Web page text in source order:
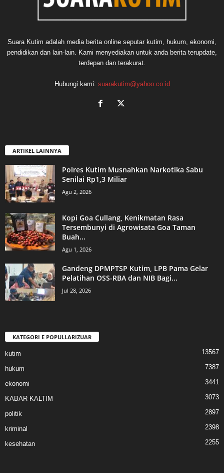
Suara Kutim adalah media berita online seputar kutim, hukum, ekonomi,
pendidikan dan lain-lain. Kami menyediakan untuk anda berita terupdate,
terdepan dan terakurat.
Hubungi kami: suarakutim@yahoo.co.id
ARTIKEL LAINNYA
Polres Kutim Musnahkan Narkotika Sabu
Senilai Rp1,3 Miliar
Agu 2, 2026
Kopi Goa Cullang, Kenikmatan Rasa
Tersembunyi di Agrowisata Goa Taman
Buah...
Agu 1, 2026
Gandeng DPMPTSP Kutim, LPB Pama Gelar
Pelatihan OSS-RBA dan NIB Bagi...
Jul 28, 2026
KATEGORI E POPULLARIZUAR
kutim 13567
hukum 7387
ekonomi 3441
KABAR KALTIM 3073
politik 2897
kriminal 2398
kesehatan 2255